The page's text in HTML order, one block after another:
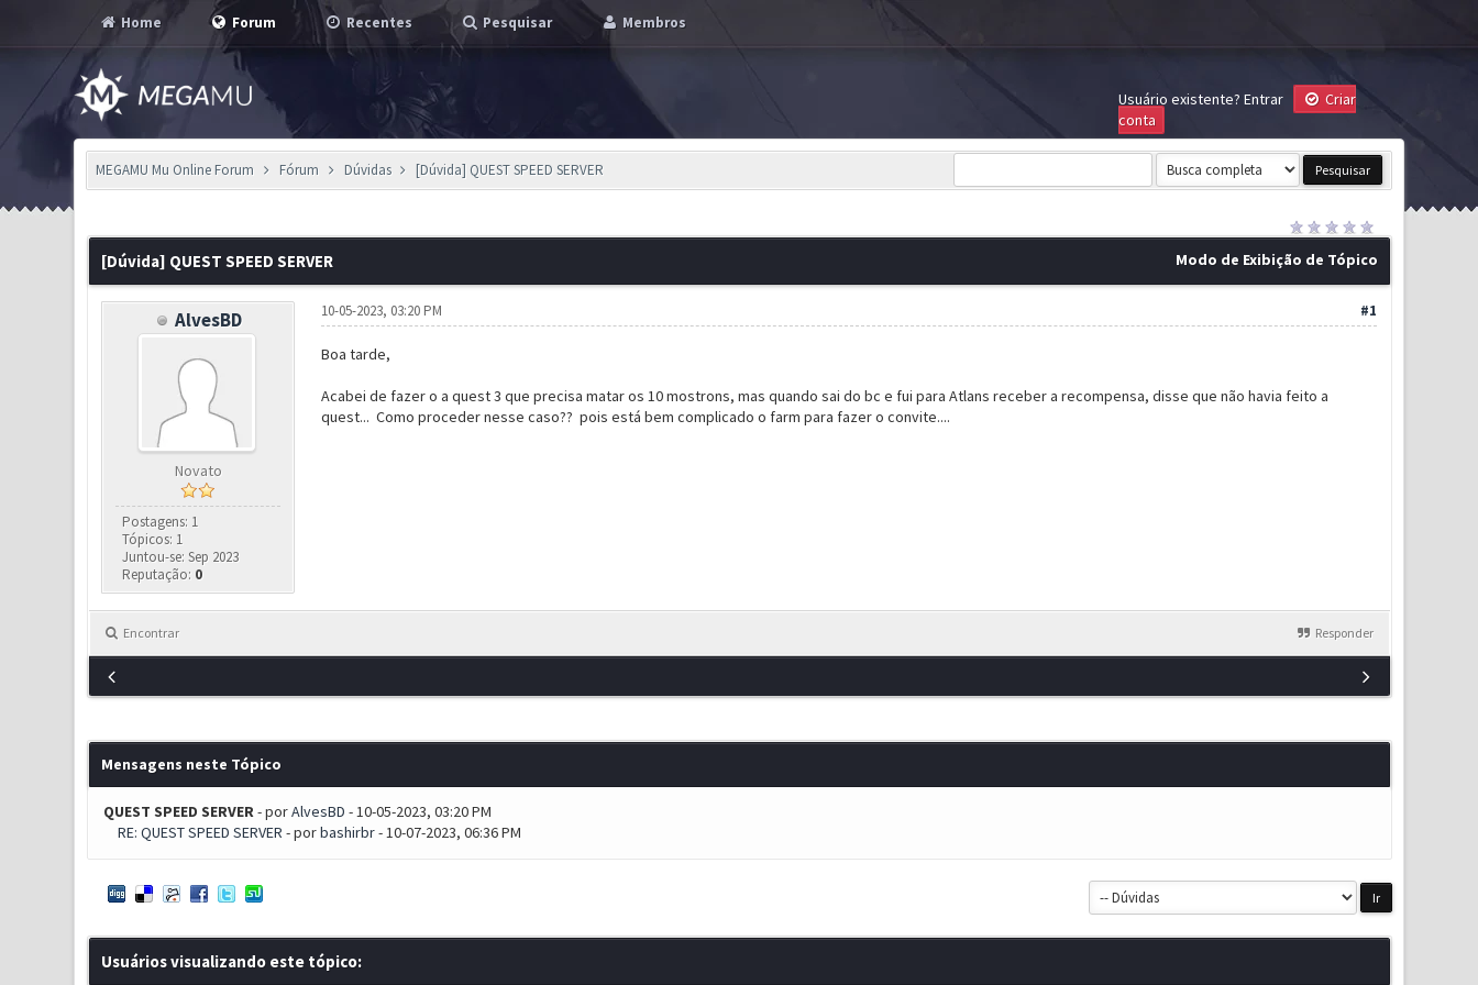
Home Forum Recentes Pesquisar Membros
Usuário existente? Entrar
Criar
conta
MEGAMU Mu Online Forum Fórum Dúvidas [Dúvida] QUEST SPEED SERVER
Modo de Exibição de Tópico
[Dúvida] QUEST SPEED SERVER
AlvesBD
Novato
Postagens: 1
Tópicos: 1
Juntou-se: Sep 2023
Reputação: 0
#1
10-05-2023, 03:20 PM
Boa tarde,
Acabei de fazer o a quest 3 que precisa matar os 10 mostrons, mas quando sai do bc e fui para Atlans receber a recompensa, disse que não havia feito a
quest... Como proceder nesse caso?? pois está bem complicado o farm para fazer o convite....
Encontrar Responder
Mensagens neste Tópico
QUEST SPEED SERVER- porAlvesBD - 10-05-2023, 03:20 PM
RE: QUEST SPEED SERVER - porbashirbr- 10-07-2023, 06:36 PM
Usuários visualizando este tópico: